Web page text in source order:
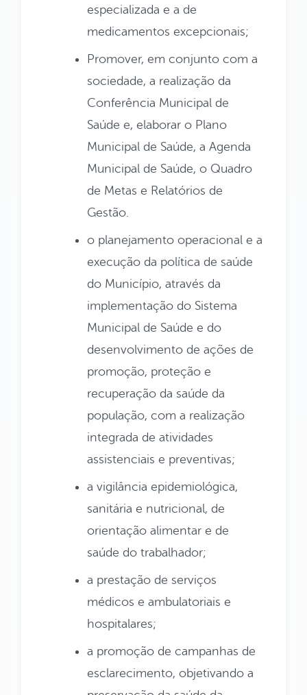
especializada e a de
medicamentos excepcionais;
Promover, em conjunto com a
sociedade, a realização da
Conferência Municipal de
Saúde e, elaborar o Plano
Municipal de Saúde, a Agenda
Municipal de Saúde, o Quadro
de Metas e Relatórios de
Gestão.
o planejamento operacional e a
execução da política de saúde
do Município, através da
implementação do Sistema
Municipal de Saúde e do
desenvolvimento de ações de
promoção, proteção e
recuperação da saúde da
população, com a realização
integrada de atividades
assistenciais e preventivas;
a vigilância epidemiológica,
sanitária e nutricional, de
orientação alimentar e de
saúde do trabalhador;
a prestação de serviços
médicos e ambulatoriais e
hospitalares;
a promoção de campanhas de
esclarecimento, objetivando a